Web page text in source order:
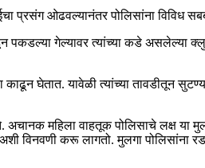
ओढवल्यानंतर पोलिसांना विविध
गेल्यावर त्यांच्या कडे असलेल्या
घेतात. यावेळी त्यांच्या तावडीतून
महिला वाहतूक पोलिसाचे लक्ष या
विनवणी करू लागतो. मुलगा पोलिसांना